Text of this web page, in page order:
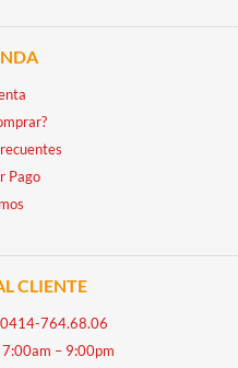
Pago
CLIENTE
0414-764.68.06
7:00am – 9:00pm